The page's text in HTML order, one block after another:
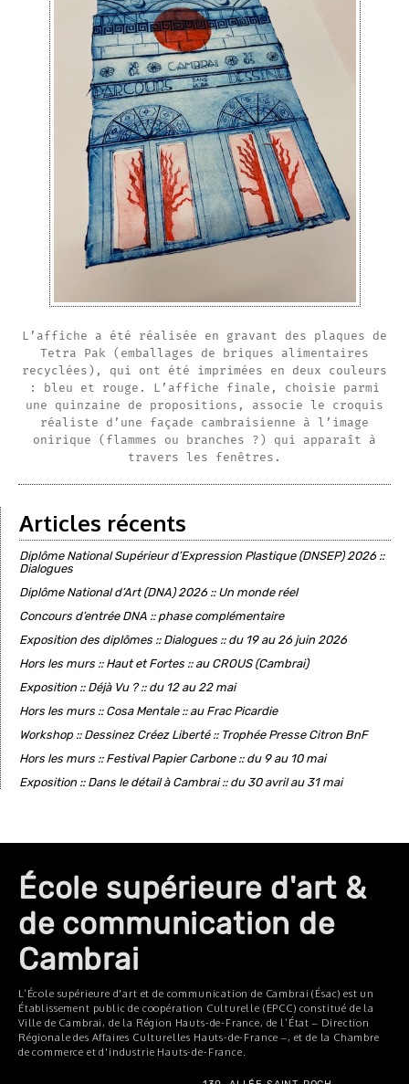
L’affiche a été réalisée en gravant des plaques de
Tetra Pak (emballages de briques alimentaires
recyclées), qui ont été imprimées en deux couleurs
: bleu et rouge. L’affiche finale, choisie parmi
une quinzaine de propositions, associe le croquis
réaliste d’une façade cambraisienne à l’image
onirique (flammes ou branches ?) qui apparaît à
travers les fenêtres.
Articles récents
Diplôme National Supérieur d’Expression Plastique (DNSEP) 2026 ::
Dialogues
Diplôme National d’Art (DNA) 2026 :: Un monde réel
Concours d’entrée DNA :: phase complémentaire
Exposition des diplômes :: Dialogues :: du 19 au 26 juin 2026
Hors les murs :: Haut et Fortes :: au CROUS (Cambrai)
Exposition :: Déjà Vu ? :: du 12 au 22 mai
Hors les murs :: Cosa Mentale :: au Frac Picardie
Workshop :: Dessinez Créez Liberté :: Trophée Presse Citron BnF
Hors les murs :: Festival Papier Carbone :: du 9 au 10 mai
Exposition :: Dans le détail à Cambrai :: du 30 avril au 31 mai
École supérieure d'art &
de communication de
Cambrai
L’École supérieure d'art et de communication de Cambrai (Ésac) est un
Établissement public de coopération Culturelle (EPCC) constitué de la
Ville de Cambrai, de la Région Hauts-de-France, de l’État – Direction
Régionale des Affaires Culturelles Hauts-de-France –, et de la Chambre
de commerce et d'industrie Hauts-de-France.